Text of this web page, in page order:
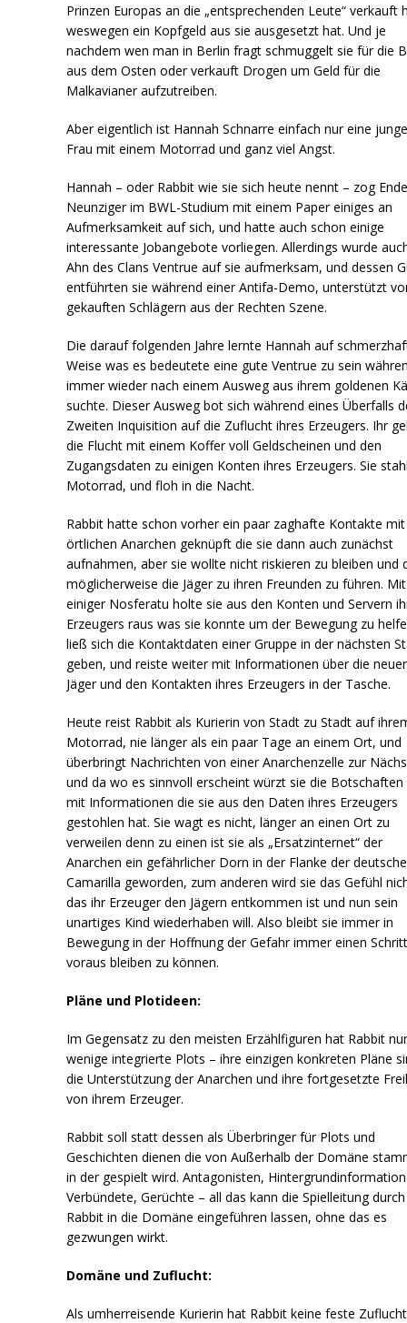
Prinzen Europas an die „entsprechenden Leute“ verkauft
weswegen ein Kopfgeld aus sie ausgesetzt hat. Und je
nachdem wen man in Berlin fragt schmuggelt sie für die
aus dem Osten oder verkauft Drogen um Geld für die
Malkavianer aufzutreiben.
Aber eigentlich ist Hannah Schnarre einfach nur eine
Frau mit einem Motorrad und ganz viel Angst.
Hannah – oder Rabbit wie sie sich heute nennt – zog
Neunziger im BWL-Studium mit einem Paper einiges an
Aufmerksamkeit auf sich, und hatte auch schon einige
interessante Jobangebote vorliegen. Allerdings wurde
Ahn des Clans Ventrue auf sie aufmerksam, und dessen
entführten sie während einer Antifa-Demo, unterstützt
gekauften Schlägern aus der Rechten Szene.
Die darauf folgenden Jahre lernte Hannah auf
Weise was es bedeutete eine gute Ventrue zu sein
immer wieder nach einem Ausweg aus ihrem goldenen
suchte. Dieser Ausweg bot sich während eines Überfalls
Zweiten Inquisition auf die Zuflucht ihres Erzeugers. Ihr
die Flucht mit einem Koffer voll Geldscheinen und den
Zugangsdaten zu einigen Konten ihres Erzeugers. Sie
Motorrad, und floh in die Nacht.
Rabbit hatte schon vorher ein paar zaghafte Kontakte
örtlichen Anarchen geknüpft die sie dann auch zunächst
aufnahmen, aber sie wollte nicht riskieren zu bleiben und
möglicherweise die Jäger zu ihren Freunden zu führen.
einiger Nosferatu holte sie aus den Konten und Servern
Erzeugers raus was sie konnte um der Bewegung zu
ließ sich die Kontaktdaten einer Gruppe in der nächsten
geben, und reiste weiter mit Informationen über die
Jäger und den Kontakten ihres Erzeugers in der Tasche.
Heute reist Rabbit als Kurierin von Stadt zu Stadt auf
Motorrad, nie länger als ein paar Tage an einem Ort, und
überbringt Nachrichten von einer Anarchenzelle zur
und da wo es sinnvoll erscheint würzt sie die Botschaften
mit Informationen die sie aus den Daten ihres Erzeugers
gestohlen hat. Sie wagt es nicht, länger an einen Ort zu
verweilen denn zu einen ist sie als „Ersatzinternet“ der
Anarchen ein gefährlicher Dorn in der Flanke der
Camarilla geworden, zum anderen wird sie das Gefühl
das ihr Erzeuger den Jägern entkommen ist und nun sein
unartiges Kind wiederhaben will. Also bleibt sie immer in
Bewegung in der Hoffnung der Gefahr immer einen
voraus bleiben zu können.
Pläne und Plotideen:
Im Gegensatz zu den meisten Erzählfiguren hat Rabbit
wenige integrierte Plots – ihre einzigen konkreten Pläne
die Unterstützung der Anarchen und ihre fortgesetzte
von ihrem Erzeuger.
Rabbit soll statt dessen als Überbringer für Plots und
Geschichten dienen die von Außerhalb der Domäne
in der gespielt wird. Antagonisten,
Verbündete, Gerüchte – all das kann die Spielleitung durch
Rabbit in die Domäne eingeführen lassen, ohne das es
gezwungen wirkt.
Domäne und Zuflucht:
Als umherreisende Kurierin hat Rabbit keine feste